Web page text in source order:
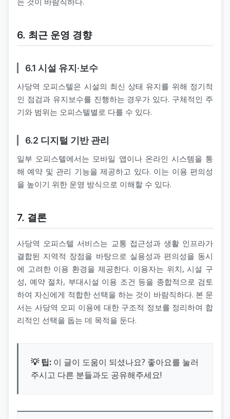
6. 최근 운영 경향
6.1 시설 유지·보수
사당역 오피스텔은 시설의 최신 상태 유지를 위해 정기적
인 점검과 유지보수를 진행하는 경우가 있다. 구체적인 주
기와 범위는 오피스텔별로 다를 수 있다.
6.2 디지털 기반 관리
일부 오피스텔에서는 모바일 앱이나 온라인 시스템을 통
해 예약 및 관리 기능을 제공하고 있다. 이는 이용 편의성
을 높이기 위한 운영 방식으로 이해할 수 있다.
7. 결론
사당역 오피스텔 서비스는 교통 접근성과 생활 인프라가
결합된 지역적 장점을 바탕으로 실용성과 편의성을 동시
에 고려한 이용 환경을 제공한다. 이용자는 위치, 시설 구
성, 예약 절차, 부대시설 이용 조건 등을 종합적으로 검토
하여 자신에게 적합한 선택을 하는 것이 바람직하다. 본 문
서는 사당역 오피 이용에 대한 구조적 정보를 정리하여 합
리적인 선택을 돕는 데 목적을 둔다.
💡 팁: 이 글이 도움이 되셨나요? 좋아요를 눌러
주시고 다른 분들과도 공유해주세요!